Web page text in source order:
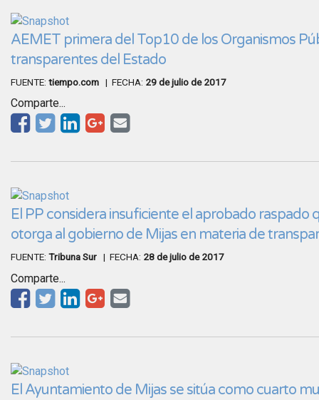
AEMET primera del Top10 de los Organismos
transparentes del Estado
FUENTE: tiempo.com | FECHA: 29 de julio de 2017
Comparte...
El PP considera insuficiente el aprobado raspado
otorga al gobierno de Mijas en materia de
FUENTE: Tribuna Sur | FECHA: 28 de julio de 2017
Comparte...
El Ayuntamiento de Mijas se sitúa como cuarto